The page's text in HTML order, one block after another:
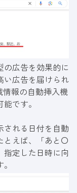
の広告を効果的に
い広告を届けられ
情報の自動挿入機
です。
される日付を自動
とえば、「あと〇
指定した日時に向